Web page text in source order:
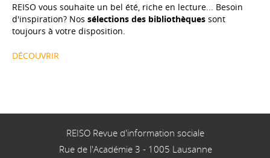
REISO vous souhaite un bel été, riche en lecture... Besoin
d'inspiration? Nos sélections des bibliothèques sont
toujours à votre disposition.
DÉCOUVRIR
REISO Revue d'information sociale
Rue de l'Académie 3 - 1005 Lausanne